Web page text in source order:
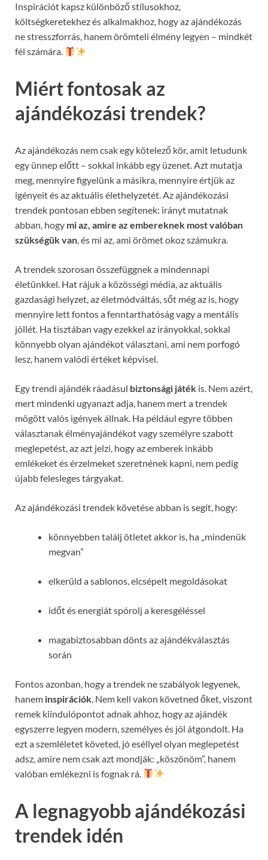
Inspirációt kapsz különböző stílusokhoz,
költségkeretekhez és alkalmakhoz, hogy az ajándékozás
ne stresszforrás, hanem örömteli élmény legyen – mindkét
fél számára.
Miért fontosak az
ajándékozási trendek?
Az ajándékozás nem csak egy kötelező kör, amit letudunk
egy ünnep előtt – sokkal inkább egy üzenet. Azt mutatja
meg, mennyire figyelünk a másikra, mennyire értjük az
igényeit és az aktuális élethelyzetét. Az ajándékozási
trendek pontosan ebben segítenek: irányt mutatnak
abban, hogy mi az, amire az embereknek most valóban
szükségük van, és mi az, ami örömet okoz számukra.
A trendek szorosan összefüggnek a mindennapi
életünkkel. Hat rájuk a közösségi média, az aktuális
gazdasági helyzet, az életmódváltás, sőt még az is, hogy
mennyire lett fontos a fenntarthatóság vagy a mentális
jóllét. Ha tisztában vagy ezekkel az irányokkal, sokkal
könnyebb olyan ajándékot választani, ami nem porfogó
lesz, hanem valódi értéket képvisel.
Egy trendi ajándék ráadásul biztonsági játék is. Nem azért,
mert mindenki ugyanazt adja, hanem mert a trendek
mögött valós igények állnak. Ha például egyre többen
választanak élményajándékot vagy személyre szabott
meglepetést, az azt jelzi, hogy az emberek inkább
emlékeket és érzelmeket szeretnének kapni, nem pedig
újabb felesleges tárgyakat.
Az ajándékozási trendek követése abban is segít, hogy:
könnyebben találj ötletet akkor is, ha „mindenük
megvan”
elkerüld a sablonos, elcsépelt megoldásokat
időt és energiát spórolj a keresgéléssel
magabiztosabban dönts az ajándékválasztás
során
Fontos azonban, hogy a trendek ne szabályok legyenek,
hanem inspirációk. Nem kell vakon követned őket, viszont
remek kiindulópontot adnak ahhoz, hogy az ajándék
egyszerre legyen modern, személyes és jól átgondolt. Ha
ezt a szemléletet követed, jó eséllyel olyan meglepetést
adsz, amire nem csak azt mondják: „köszönöm”, hanem
valóban emlékezni is fognak rá.
A legnagyobb ajándékozási
trendek idén